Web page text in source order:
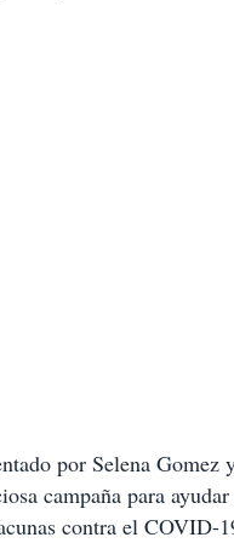
por Selena Gomez
campaña para
contra el COVID-